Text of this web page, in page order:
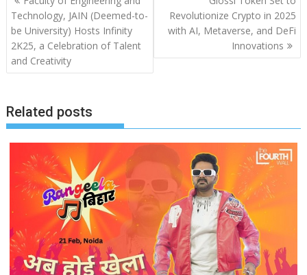
navigation
Technology, JAIN (Deemed-to-
be University) Hosts Infinity
2K25, a Celebration of Talent
and Creativity
Revolutionize Crypto in 2025
with AI, Metaverse, and DeFi
Innovations
Related posts